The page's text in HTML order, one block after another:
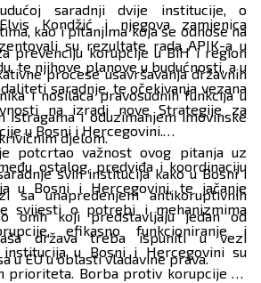
saradnji dvije institucije, o
kao i pitanjima koja se odnose na
prevenciju korupcije u BiH i region
procese usavršavanja državnih
i nosilaca pravosudnih funkcija u
istragama i oduzimanjem imovinske
djelom.
Kondžić i njegova zamjenica
su rezultate rada APIK-a u
te njihove planove u budućnosti, a u
saradnje, te očekivanja vezana
na izradi nove Strategije za
u Bosni i Hercegovini.
potcrtao važnost ovog pitanja uz
svih institucija kako u Bosni i
sa unapređenjem antikoruptivnih
onih koji predstavljaju jedan od
država treba ispuniti u vezi
u EU u oblasti vladavine prava.
ostalog, predviđa i koordinaciju
u Bosni i Hercegovini, te jačanje
svijesti o potrebi i mehanizmima
efikasno funkcioniranje i
u Bosni i Hercegovini su
prioriteta. Borba protiv korupcije će